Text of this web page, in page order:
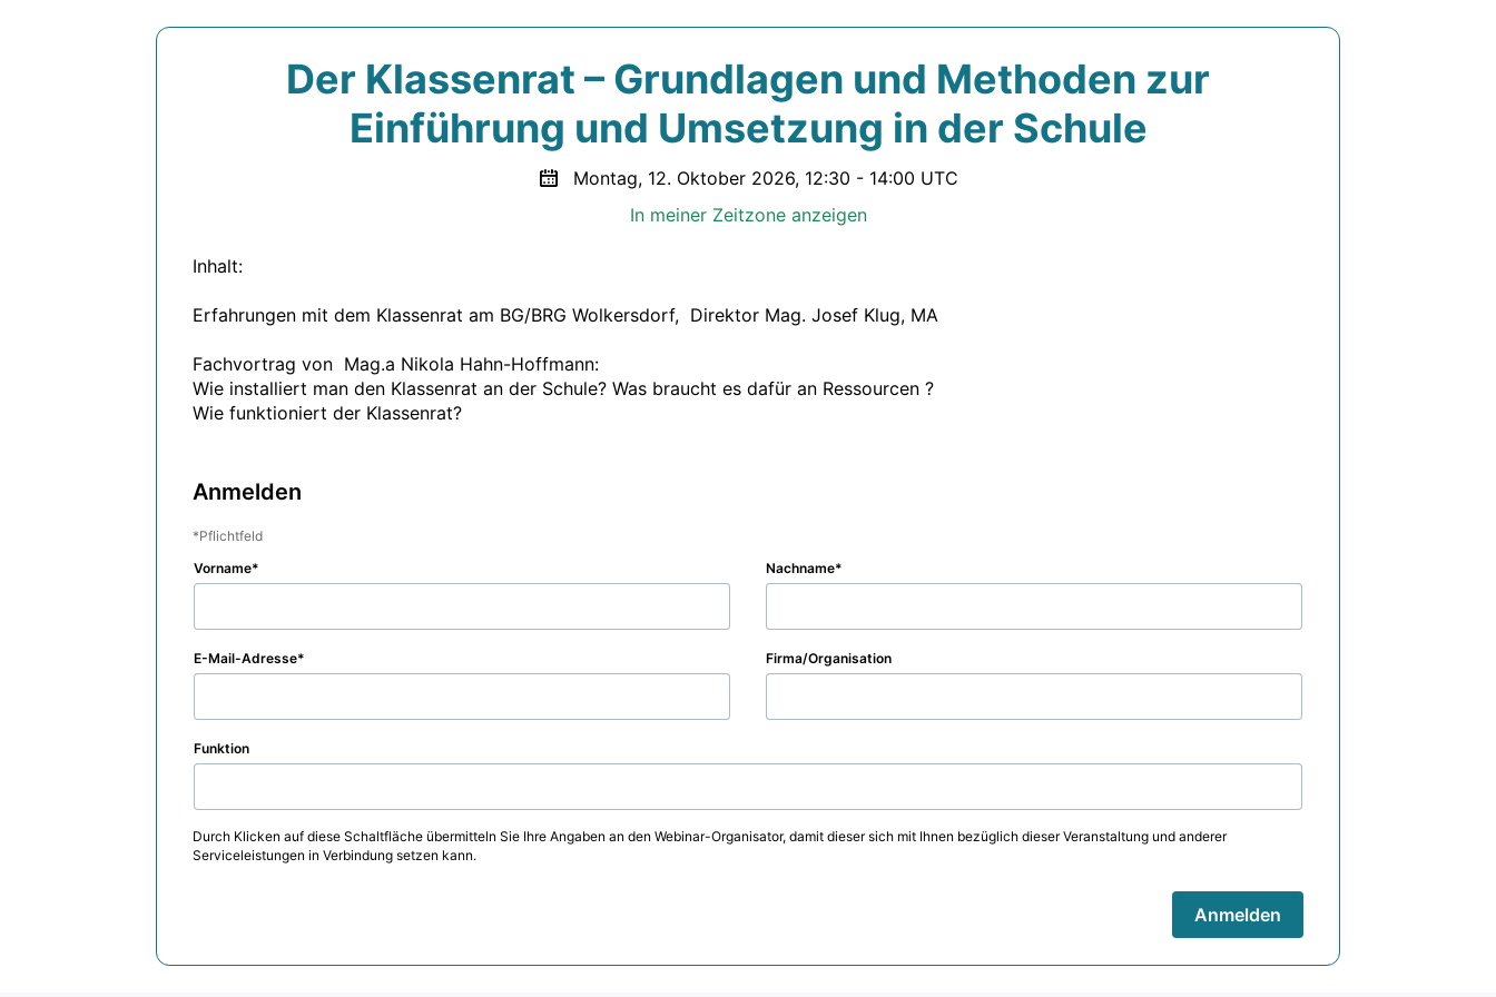
Der Klassenrat – Grundlagen und Methoden zur
Einführung und Umsetzung in der Schule
Montag, 12. Oktober 2026, 12:30 - 14:00 UTC
In meiner Zeitzone anzeigen
Inhalt:
Erfahrungen mit dem Klassenrat am BG/BRG Wolkersdorf,  Direktor Mag. Josef Klug, MA
Fachvortrag von  Mag.a Nikola Hahn-Hoffmann:
Wie installiert man den Klassenrat an der Schule? Was braucht es dafür an Ressourcen ?
Wie funktioniert der Klassenrat?
Anmelden
Pflichtfeld
Vorname
Nachname
E-Mail-Adresse Firma/Organisation
Funktion
Durch Klicken auf diese Schaltfläche übermitteln Sie Ihre Angaben an den Webinar-Organisator, damit dieser sich mit Ihnen bezüglich dieser Veranstaltung und anderer
Serviceleistungen in Verbindung setzen kann.
Anmelden